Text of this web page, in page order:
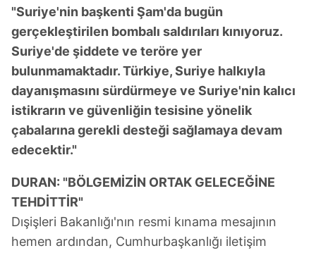
"Suriye'nin başkenti Şam'da bugün
gerçekleştirilen bombalı saldırıları kınıyoruz.
Suriye'de şiddete ve teröre yer
bulunmamaktadır. Türkiye, Suriye halkıyla
dayanışmasını sürdürmeye ve Suriye'nin kalıcı
istikrarın ve güvenliğin tesisine yönelik
çabalarına gerekli desteği sağlamaya devam
edecektir."
DURAN: "BÖLGEMİZİN ORTAK GELECEĞİNE
TEHDİTTİR"
Dışişleri Bakanlığı'nın resmi kınama mesajının
hemen ardından, Cumhurbaşkanlığı iletişim